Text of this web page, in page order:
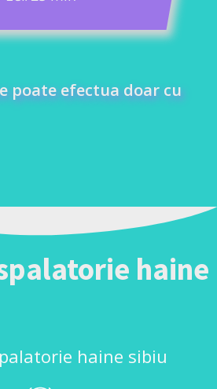
poate efectua doar cu
haine
haine sibiu